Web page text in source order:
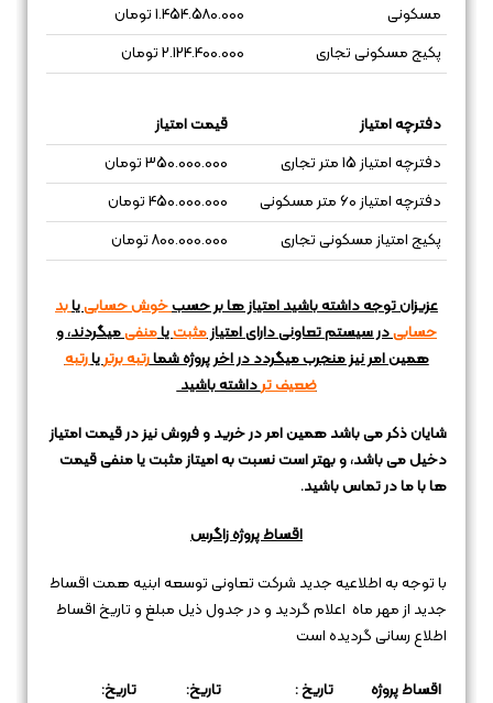
مسکونی
1.454.580.000 تومان
پکیج مسکونی تجاری
2.124.400.000 تومان
دفترچه امتیاز
قیمت امتیاز
دفترچه امتیاز 15 متر تجاری
350.000.000 تومان
دفترچه امتیاز 60 متر مسکونی
450.000.000 تومان
پکیج امتیاز مسکونی تجاری
800.000.000 تومان
عزیزان توجه داشته باشید امتیاز ها بر حسبخوش حسابییابد
حسابیدر سیستم تعاونی دارای امتیازمثبتیامنفیمیگردند، و
همین امر نیز منجرب میگردد در اخر پروژه شمارتبه برتریارتبه
ضعیف ترداشته باشید
شایان ذکر می باشد همین امر در خرید و فروش نیز در قیمت امتیاز
دخیل می باشد، و بهتر است نسبت به امیتاز مثبت یا منفی قیمت
ها با ما در تماس باشید.
اقساط پروژه زاگرس
با توجه به اطلاعیه جدید شرکت تعاونی توسعه ابنیه همت اقساط
جدید از مهر ماه اعلام گردید و در جدول ذیل مبلغ و تاریخ اقساط
اطلاع رسانی گردیده است
اقساط پروژه
تاریخ :
تاریخ:
تاریخ: